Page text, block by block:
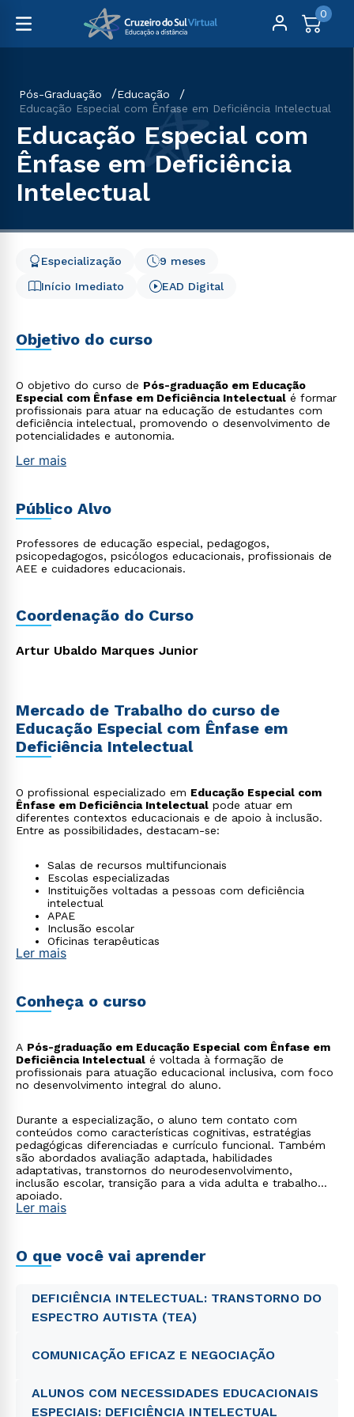
0
Pós-Graduação
Educação
Educação Especial com Ênfase em Deficiência Intelectual
Educação Especial com
Ênfase em Deficiência
Intelectual
Início Imediato
9 meses
Especialização
EAD Digital
Objetivo do curso
O objetivo do curso de Pós-graduação em Educação
Especial com Ênfase em Deficiência Intelectual é formar
profissionais para atuar na educação de estudantes com
deficiência intelectual, promovendo o desenvolvimento de
potencialidades e autonomia.
Ler mais
Público Alvo
Professores de educação especial, pedagogos,
psicopedagogos, psicólogos educacionais, profissionais de
AEE e cuidadores educacionais.
Coordenação do Curso
Artur Ubaldo Marques Junior
Mercado de Trabalho do curso de
Educação Especial com Ênfase em
Deficiência Intelectual
O profissional especializado em Educação Especial com
Ênfase em Deficiência Intelectual pode atuar em
diferentes contextos educacionais e de apoio à inclusão.
Entre as possibilidades, destacam-se:
Salas de recursos multifuncionais
Escolas especializadas
Instituições voltadas a pessoas com deficiência
intelectual
APAE
Inclusão escolar
Oficinas terapêuticas
Programas de vida independente
Ler mais
Conheça o curso
A Pós-graduação em Educação Especial com Ênfase em
Deficiência Intelectual é voltada à formação de
profissionais para atuação educacional inclusiva, com foco
no desenvolvimento integral do aluno.
Durante a especialização, o aluno tem contato com
conteúdos como características cognitivas, estratégias
pedagógicas diferenciadas e currículo funcional. Também
são abordados avaliação adaptada, habilidades
adaptativas, transtornos do neurodesenvolvimento,
inclusão escolar, transição para a vida adulta e trabalho
apoiado.
Ler mais
O que você vai aprender
DEFICIÊNCIA INTELECTUAL: TRANSTORNO DO
ESPECTRO AUTISTA (TEA)
COMUNICAÇÃO EFICAZ E NEGOCIAÇÃO
ALUNOS COM NECESSIDADES EDUCACIONAIS
ESPECIAIS: DEFICIÊNCIA INTELECTUAL